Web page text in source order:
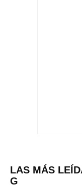
LAS MÁS
G